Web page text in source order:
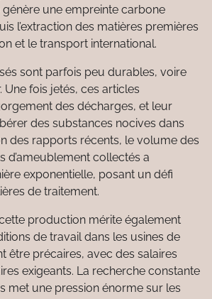
génère une empreinte carbone
l’extraction des matières premières
et le transport international.
sont parfois peu durables, voire
Une fois jetés, ces articles
des décharges, et leur
des substances nocives dans
des rapports récents, le volume des
d’ameublement collectés a
exponentielle, posant un défi
de traitement.
cette production mérite également
de travail dans les usines de
être précaires, avec des salaires
exigeants. La recherche constante
met une pression énorme sur les